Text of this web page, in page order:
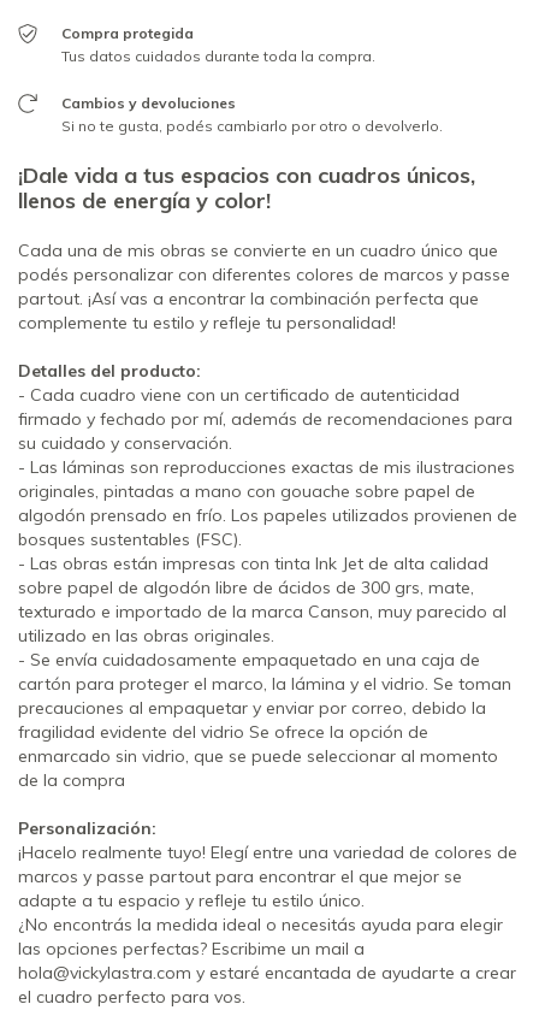
Compra protegida
Tus datos cuidados durante toda la compra.
Cambios y devoluciones
Si no te gusta, podés cambiarlo por otro o devolverlo.
¡Dale vida a tus espacios con cuadros únicos,
llenos de energía y color!
Cada una de mis obras se convierte en un cuadro único que
podés personalizar con diferentes colores de marcos y passe
partout. ¡Así vas a encontrar la combinación perfecta que
complemente tu estilo y refleje tu personalidad!
Detalles del producto:
- Cada cuadro viene con un certificado de autenticidad
firmado y fechado por mí, además de recomendaciones para
su cuidado y conservación.
- Las láminas son reproducciones exactas de mis ilustraciones
originales, pintadas a mano con gouache sobre papel de
algodón prensado en frío. Los papeles utilizados provienen de
bosques sustentables (FSC).
- Las obras están impresas con tinta Ink Jet de alta calidad
sobre papel de algodón libre de ácidos de 300 grs, mate,
texturado e importado de la marca Canson, muy parecido al
utilizado en las obras originales.
- Se envía cuidadosamente empaquetado en una caja de
cartón para proteger el marco, la lámina y el vidrio. Se toman
precauciones al empaquetar y enviar por correo, debido la
fragilidad evidente del vidrio Se ofrece la opción de
enmarcado sin vidrio, que se puede seleccionar al momento
de la compra
Personalización:
¡Hacelo realmente tuyo! Elegí entre una variedad de colores de
marcos y passe partout para encontrar el que mejor se
adapte a tu espacio y refleje tu estilo único.
¿No encontrás la medida ideal o necesitás ayuda para elegir
las opciones perfectas? Escribime un mail a
hola@vickylastra.com y estaré encantada de ayudarte a crear
el cuadro perfecto para vos.